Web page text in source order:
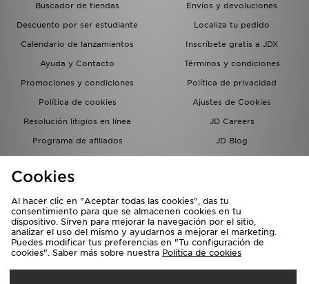
Buscador de tiendas
Envíos y devoluciones
Descuento por ser estudiante
Localiza tu pedido
Calendario de lanzamientos
Inscríbete gratis a JDX
Ayuda y Contacto
Términos y condiciones
Promociones y condiciones
Política de privacidad
Política de cookies
Ajustes de Cookies
Resolución litigios en línea
JD Careers
Programa de afiliados
JD Blog
del grupo JD - Whistleblowing
Selecciona País
Cookies
Al hacer clic en "Aceptar todas las cookies", das tu
consentimiento para que se almacenen cookies en tu
dispositivo. Sirven para mejorar la navegación por el sitio,
analizar el uso del mismo y ayudarnos a mejorar el marketing.
Puedes modificar tus preferencias en "Tu configuración de
cookies". Saber más sobre nuestra Política de cookies